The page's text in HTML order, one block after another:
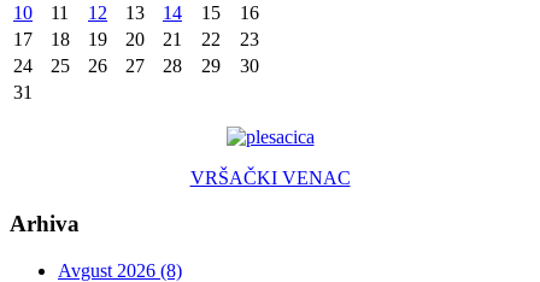
10
11 12 13 14 15
16
17
18 19 20 21 22
23
24
25 26 27 28 29
30
31
VRŠAČKI VENAC
Arhiva
Avgust 2026 (8)